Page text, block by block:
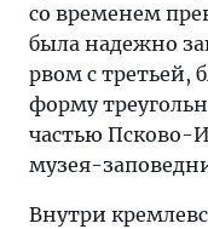
со временем
была надежно
рвом с третьей,
форму
частью Псково-
музея-
Внутри